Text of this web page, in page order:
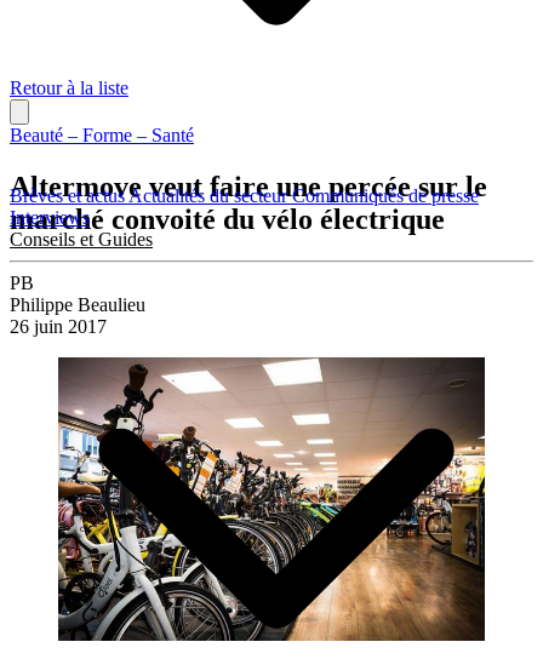
Brèves et actusActualités du secteurCommuniqués de presse
Interviews
Conseils et Guides
Retour à la liste
Beauté – Forme – Santé
Altermove veut faire une percée sur le
marché convoité du vélo électrique
PB
Philippe Beaulieu
26 juin 2017